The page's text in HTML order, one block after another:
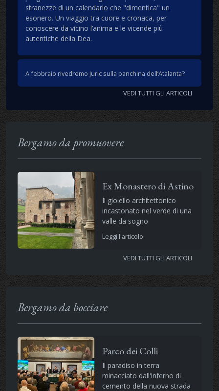
stranezze di un calendario che "dimentica" un
esonero. Un viaggio tra cuore e cronaca, per
conoscere da vicino l’anima e le vicende più
autentiche della Dea.
A febbraio rivedremo Juric sulla panchina dell’Atalanta?
VEDI TUTTI GLI ARTICOLI
Bergamo da promuovere
Ex Monastero di Astino
Il gioiello architettonico
incastonato nel verde di una
valle da sogno
Leggi l'articolo
VEDI TUTTI GLI ARTICOLI
Bergamo da bocciare
Parco dei Colli
Il paradiso in terra
minacciato dall'inferno di
cemento della nuova strada